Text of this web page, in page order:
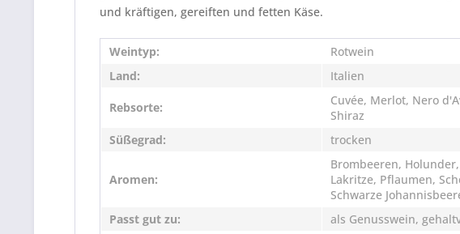
und kräftigen, gereiften und fetten Käse.
Weintyp:
Rotwein
Land:
Italien
Rebsorte:
Cuvée, Merlot, Nero
Shiraz
Süßegrad:
trocken
Aromen:
Brombeeren,
Lakritze, Pflaumen,
Schwarze
Passt gut zu:
als Genusswein,